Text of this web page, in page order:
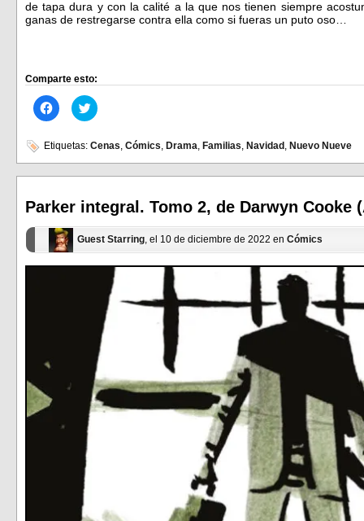
de tapa dura y con la calité a la que nos tienen siempre
ganas de restregarse contra ella como si fueras un puto oso…
Comparte esto:
Haz
clic
en
Facebook
(Se
abre
ventana
nueva)
Haz
clic
en
Twitter
(Se
abre
ventana
nueva)
Etiquetas: Cenas, Cómics, Drama, Familias, Navidad , Nuevo Nueve
Parker integral. Tomo 2, de Darwyn Cooke
Guest Starring, el 10 de diciembre de 2022 en Cómics